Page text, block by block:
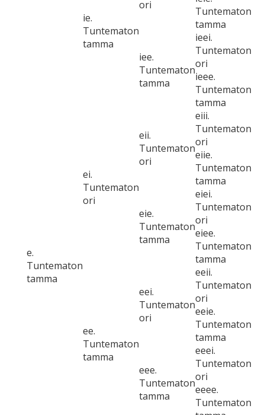
ie.
Tuntematon
tamma
ori
Tuntematon
tamma
iee.
Tuntematon
tamma
ieei.
Tuntematon
ori
ieee.
Tuntematon
tamma
e.
Tuntematon
tamma
ei.
Tuntematon
ori
eii.
Tuntematon
ori
eiii.
Tuntematon
ori
eiie.
Tuntematon
tamma
eie.
Tuntematon
tamma
eiei.
Tuntematon
ori
eiee.
Tuntematon
tamma
ee.
Tuntematon
tamma
eei.
Tuntematon
ori
eeii.
Tuntematon
ori
eeie.
Tuntematon
tamma
eee.
Tuntematon
tamma
eeei.
Tuntematon
ori
eeee.
Tuntematon